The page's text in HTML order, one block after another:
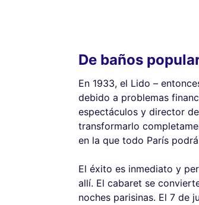
De baños
En 1933, el Lido –
debido a problemas
espectáculos y director
transformarlo
en la que todo París
El éxito es inmediato y
allí. El cabaret se
noches parisinas. El 7 de